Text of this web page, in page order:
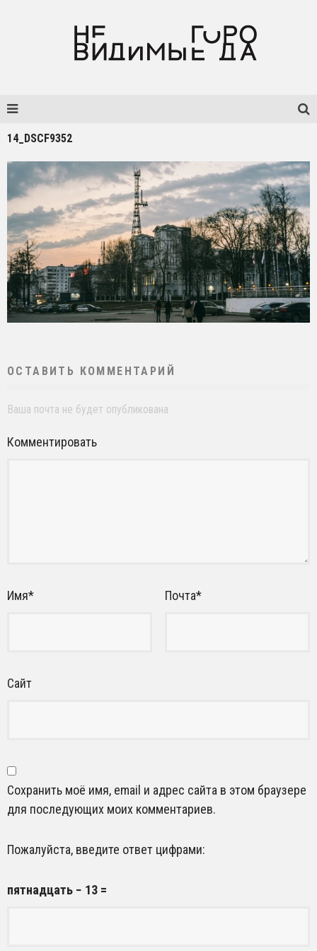
14_DSCF9352
ОСТАВИТЬ КОММЕНТАРИЙ
Ваша почта не будет опубликована
Комментировать
Имя* Почта*
Сайт
Сохранить моё имя, email и адрес сайта в этом браузере
для последующих моих комментариев.
Пожалуйста, введите ответ цифрами:
пятнадцать − 13 =